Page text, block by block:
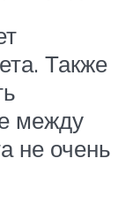
Также
между
не очень